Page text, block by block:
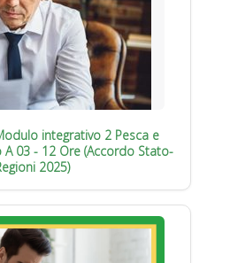
integrativo 2 Pesca e
03 - 12 Ore (Accordo Stato-
2025)